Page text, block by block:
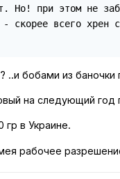
Но! при этом не
скорее всего
..и бобами из
на следующий год
в Украине.
рабочее